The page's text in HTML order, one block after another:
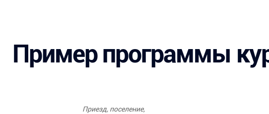
Пример программы
Приезд, поселение,